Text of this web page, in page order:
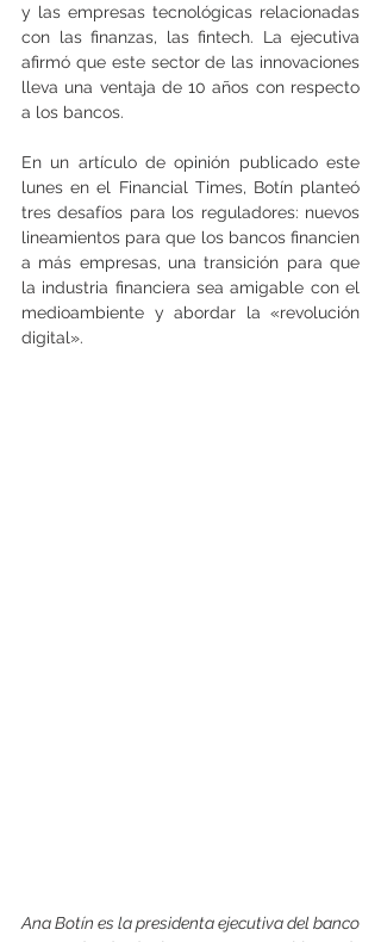
y las empresas tecnológicas relacionadas
con las finanzas, las fintech. La ejecutiva
afirmó que este sector de las innovaciones
lleva una ventaja de 10 años con respecto
a los bancos.
En un artículo de opinión publicado este
lunes en el Financial Times, Botín planteó
tres desafíos para los reguladores: nuevos
lineamientos para que los bancos financien
a más empresas, una transición para que
la industria financiera sea amigable con el
medioambiente y abordar la «revolución
digital».
Ana Botín es la presidenta ejecutiva del banco